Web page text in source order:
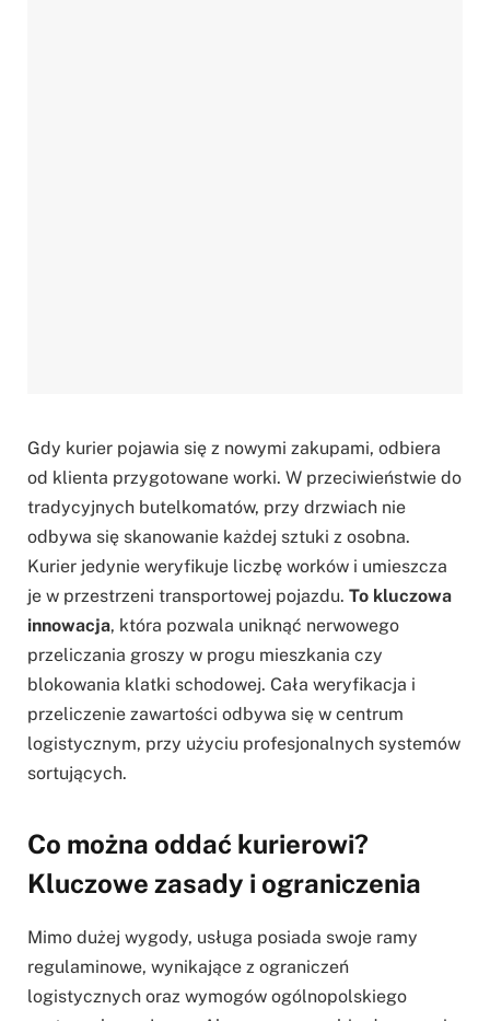
Gdy kurier pojawia się z nowymi zakupami, odbiera
od klienta przygotowane worki. W przeciwieństwie do
tradycyjnych butelkomatów, przy drzwiach nie
odbywa się skanowanie każdej sztuki z osobna.
Kurier jedynie weryfikuje liczbę worków i umieszcza
je w przestrzeni transportowej pojazdu. To kluczowa
innowacja, która pozwala uniknąć nerwowego
przeliczania groszy w progu mieszkania czy
blokowania klatki schodowej. Cała weryfikacja i
przeliczenie zawartości odbywa się w centrum
logistycznym, przy użyciu profesjonalnych systemów
sortujących.
Co można oddać kurierowi?
Kluczowe zasady i ograniczenia
Mimo dużej wygody, usługa posiada swoje ramy
regulaminowe, wynikające z ograniczeń
logistycznych oraz wymogów ogólnopolskiego